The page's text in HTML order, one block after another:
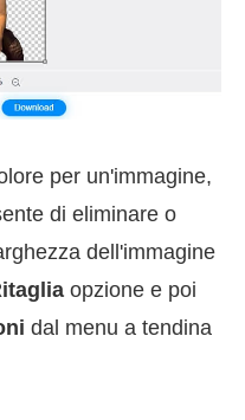
per un'immagine,
di eliminare o
dell'immagine
opzione e poi
dal menu a tendina